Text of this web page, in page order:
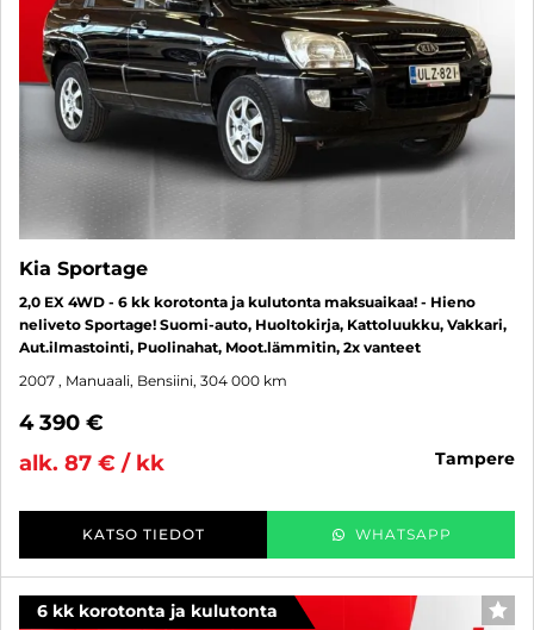
Kia Sportage
2,0 EX 4WD - 6 kk korotonta ja kulutonta maksuaikaa! - Hieno
neliveto Sportage! Suomi-auto, Huoltokirja, Kattoluukku, Vakkari,
Aut.ilmastointi, Puolinahat, Moot.lämmitin, 2x vanteet
2007 , Manuaali, Bensiini, 304 000 km
4 390 €
alk. 87 € / kk
tampere
KATSO TIEDOT WHATSAPP
6 kk korotonta ja kulutonta